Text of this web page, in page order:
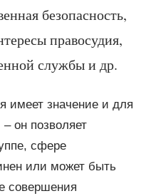
безопасность,
правосудия,
службы и др.
имеет значение и для
он позволяет
сфере
или может быть
совершения